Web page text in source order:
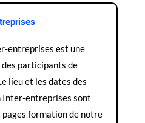
entreprises est une
participants de
lieu et les dates des
Inter-entreprises sont
pages formation de notre